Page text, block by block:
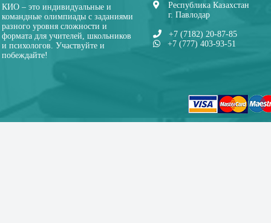
КИО – это индивидуальные и
командные олимпиады с заданиями
разного уровня сложности и
формата для учителей, школьников
и психологов. Участвуйте и
побеждайте!
Республика Казахстан
г. Павлодар
+7 (7182) 20-87-85
+7 (777) 403-93-51